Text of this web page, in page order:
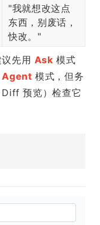
"我就想改这点
东西，别废话，
快改。"
先用 Ask 模式
Agent 模式，但务
预览）检查它